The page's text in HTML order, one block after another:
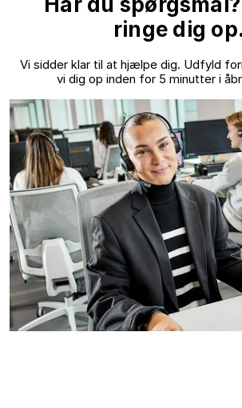
ringe dig op.
Vi sidder klar til at hjælpe dig. Udfyld
vi dig op inden for 5 minutter i